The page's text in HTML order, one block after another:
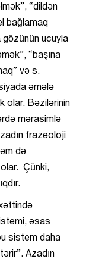
“dildən
bağlamaq
gözünün ucuyla
“başına
və s.
əmələ
olar. Bəzilərinin
mərasimlə
frazeoloji
də
olar. Çünki,
əsas
sistem daha
Azadın